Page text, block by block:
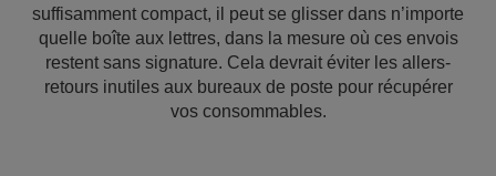
suffisamment compact, il peut se glisser dans n’importe
quelle boîte aux lettres, dans la mesure où ces envois
restent sans signature. Cela devrait éviter les allers-
retours inutiles aux bureaux de poste pour récupérer
vos consommables.